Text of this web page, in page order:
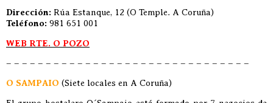
Dirección: Rúa Estanque, 12 (O Temple. A Coruña)
Teléfono: 981 651 001
WEB RTE. O POZO
– – – – – – – – – – – – – – – – – – – – – – – – – – – – – – –
O SAMPAIO (Siete locales en A Coruña)